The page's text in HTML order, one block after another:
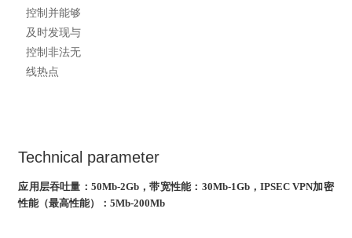
控制并能够
及时发现与
控制非法无
线热点
Technical parameter
应用层吞吐量： 50Mb-2Gb，带宽性能：30Mb-1Gb，IPSEC VPN加密
性能（最高性能）：5Mb-200Mb